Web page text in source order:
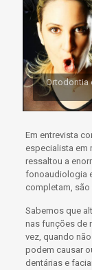
Ortodontia
Em entrevista
especialista em
ressaltou a
fonoaudiologia
completam, são
Sabemos que
nas funções de
vez, quando
podem causar
dentárias e